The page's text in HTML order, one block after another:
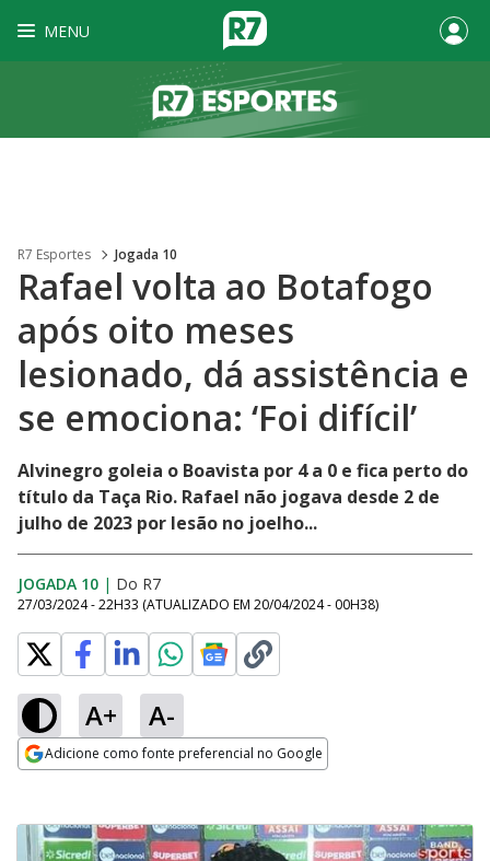
MENU
R7 Esportes Jogada 10
Rafael volta ao Botafogo
após oito meses
lesionado, dá assistência e
se emociona: ‘Foi difícil’
Alvinegro goleia o Boavista por 4 a 0 e fica perto do
título da Taça Rio. Rafael não jogava desde 2 de
julho de 2023 por lesão no joelho...
JOGADA 10 | Do R7
27/03/2024 - 22H33 (ATUALIZADO EM 20/04/2024 - 00H38)
A+ A-
Adicione como fonte preferencial no Google